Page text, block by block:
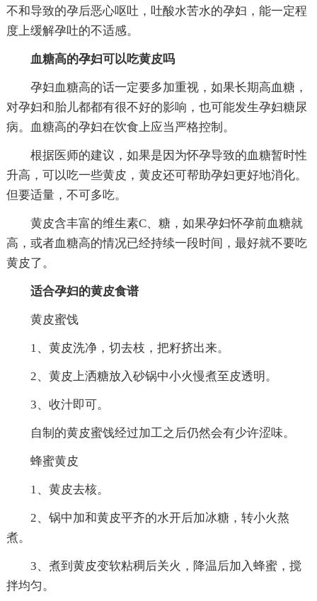
不和导致的孕后恶心呕吐，吐酸水苦水的孕妇，能一定程
度上缓解孕吐的不适感。
血糖高的孕妇可以吃黄皮吗
孕妇血糖高的话一定要多加重视，如果长期高血糖，
对孕妇和胎儿都都有很不好的影响，也可能发生孕妇糖尿
病。血糖高的孕妇在饮食上应当严格控制。
根据医师的建议，如果是因为怀孕导致的血糖暂时性
升高，可以吃一些黄皮，黄皮还可帮助孕妇更好地消化。
但要适量，不可多吃。
黄皮含丰富的维生素C、糖，如果孕妇怀孕前血糖就
高，或者血糖高的情况已经持续一段时间，最好就不要吃
黄皮了。
适合孕妇的黄皮食谱
黄皮蜜饯
1、黄皮洗净，切去枝，把籽挤出来。
2、黄皮上洒糖放入砂锅中小火慢煮至皮透明。
3、收汁即可。
自制的黄皮蜜饯经过加工之后仍然会有少许涩味。
蜂蜜黄皮
1、黄皮去核。
2、锅中加和黄皮平齐的水开后加冰糖，转小火熬
煮。
3、煮到黄皮变软粘稠后关火，降温后加入蜂蜜，搅
拌均匀。